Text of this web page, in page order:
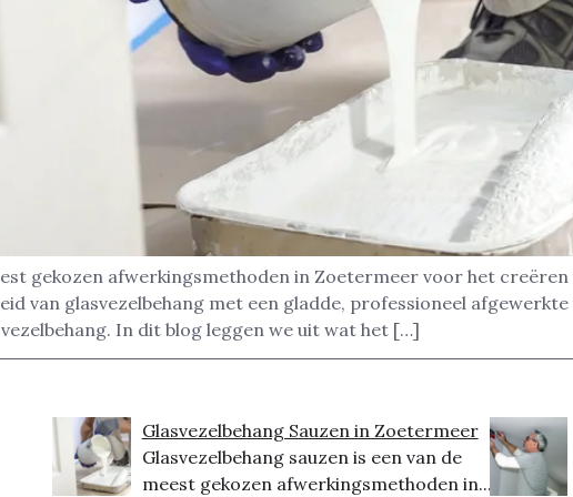
gekozen afwerkingsmethoden in Zoetermeer voor het
van glasvezelbehang met een gladde, professioneel afgewerkte
In dit blog leggen we uit wat het […]
Glasvezelbehang Sauzen in Zoetermeer
Glasvezelbehang sauzen is een van de
meest gekozen afwerkingsmethoden in...